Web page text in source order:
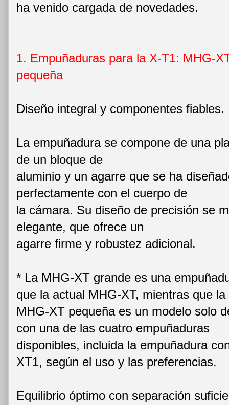
ha venido cargada de novedades.
1. Empuñaduras para la X-T1: MHG-
pequeña
Diseño integral y componentes fiables.
La empuñadura se compone de una
de un bloque de
aluminio y un agarre que se ha
perfectamente con el cuerpo de
la cámara. Su diseño de precisión se
elegante, que ofrece un
agarre firme y robustez adicional.
* La MHG-XT grande es una
que la actual MHG-XT, mientras que la
MHG-XT pequeña es un modelo solo
con una de las cuatro empuñaduras
disponibles, incluida la empuñadura
XT1, según el uso y las preferencias.
Equilibrio óptimo con separación